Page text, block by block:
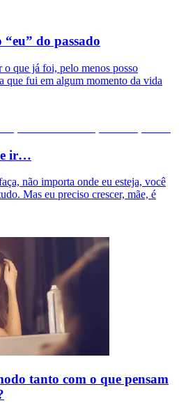
do passado
o que já foi, pelo menos posso
que fui em algum momento da vida
ir…
não importa onde eu esteja, você
Mas eu preciso crescer, mãe, é
tanto com o que pensam